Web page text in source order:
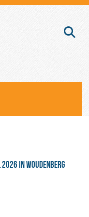
2026 IN WOUDENBERG